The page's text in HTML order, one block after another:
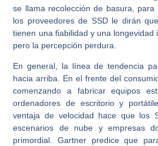
se llama recolección de basura,
los proveedores de SSD le dirán
tienen una fiabilidad y una longevidad
pero la percepción perdura.
En general, la línea de tendencia
hacia arriba. En el frente del
comenzando a fabricar equipos
ordenadores de escritorio y
ventaja de velocidad hace que los
escenarios de nube y empresas
primordial. Gartner predice que